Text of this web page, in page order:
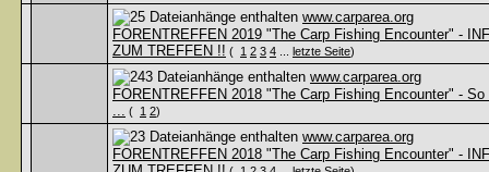
www.carparea.org
FORENTREFFEN 2019 "The Carp Fishing Encounter" -
ZUM TREFFEN !! ( 1 2 3 4 letzte Seite)
www.carparea.org
FORENTREFFEN 2018 "The Carp Fishing Encounter" - So
... ( 1 2)
www.carparea.org
FORENTREFFEN 2018 "The Carp Fishing Encounter" -